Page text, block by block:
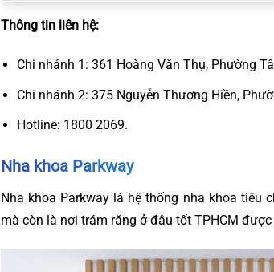
Thông tin liên hệ:
Chi nhánh 1: 361 Hoàng Văn Thụ, Phường
Chi nhánh 2: 375 Nguyễn Thượng Hiền,
Hotline: 1800 2069.
Nha khoa Parkway
Nha khoa Parkway là hệ thống nha khoa tiêu
mà còn là nơi trám răng ở đâu tốt TPHCM